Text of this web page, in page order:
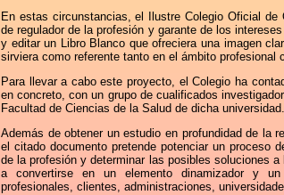
En estas circunstancias, el Ilustre Colegio Oficial
de regulador de la profesión y garante de los
y editar un Libro Blanco que ofreciera una imagen
sirviera como referente tanto en el ámbito profesional
Para llevar a cabo este proyecto, el Colegio ha
en concreto, con un grupo de cualificados
Facultad de Ciencias de la Salud de dicha universidad.
Además de obtener un estudio en profundidad de la
el citado documento pretende potenciar un proceso
de la profesión y determinar las posibles soluciones
a convertirse en un elemento dinamizador y
profesionales, clientes, administraciones,